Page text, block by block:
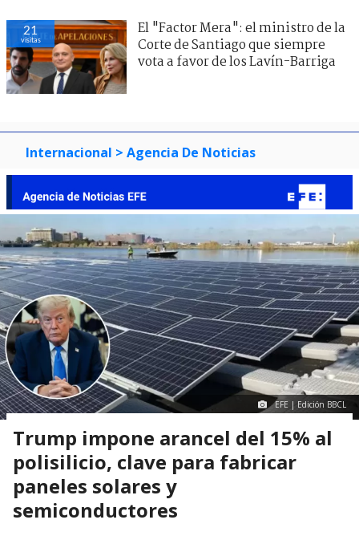
21
visitas
El "Factor Mera": el ministro de la
Corte de Santiago que siempre
vota a favor de los Lavín-Barriga
Internacional > Agencia De Noticias
EFE | Edición BBCL
Trump impone arancel del 15% al
polisilicio, clave para fabricar
paneles solares y
semiconductores